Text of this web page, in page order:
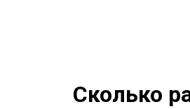
Сколько